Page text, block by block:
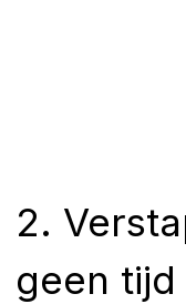
2.
geen tijd